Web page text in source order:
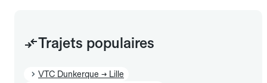
Trajets populaires
VTC Dunkerque → Lille